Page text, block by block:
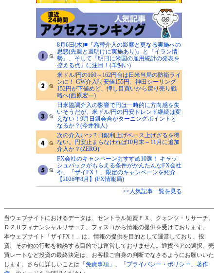
8月6日(木)■『為替介入の影響と更なる実施への
思惑(先週と週明けに実施あり)』と『イラン情
勢』、そして『明日に米国の雇用統計の発表を
控える点』に注目！(羊飼い)
米ドル/円の160～162円台は日米当局の防衛ライ
ンに！ GW介入時安値155円、神田シーリング
152円が下値めど、押し目買いから戻り売り戦
略へ(西原宏一)
日米協調介入の影響で円は一時的に方向感を失
いそうだが、米ドル/円の円安トレンド継続は変
えない！9月日銀会合がターニングポイントと
なるか？(今井雅人)
次の介入いつ？日銀利上げペース上げざるを得
ない。円安止まらなければ10月末～11月に追加
介入か？(ZERO)
FX会社のキャンペーンおすすめ10選！ キャッ
シュバックがもらえる条件がかんたんなFX会社
や、「ザイFX！」限定のキャンペーンを紹介
【2026年8月】(FX情報局)
>>人気記事一覧を見る
当ウェブサイトにおけるデータは、セントラル短資ＦＸ、クォンツ・リサーチ、
ＤＺＨフィナンシャルリサーチ、フィスコから情報の提供を受けております。
本ウェブサイト「ザイFX！」は、情報の提供を目的として運営しており、投
資、その他の行動を勧誘する目的では運営しておりません。通貨ペアの選択、売
買レートなど投資の最終決定は、お客様ご自身の判断でなさるようにお願いいた
します。さらに詳しいことは 「免責事項」 、
「プライバシー・ポリシー、著作